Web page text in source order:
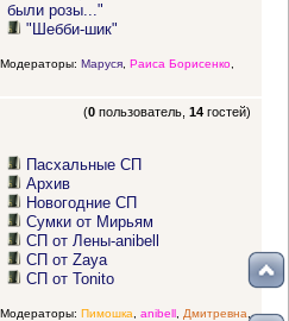
были розы..."
"Шебби-шик"
Модераторы: Маруся, Раиса Борисенко,
(0 пользователь,14 гостей)
Пасхальные СП
Архив
Новогодние СП
Сумки от Мирьям
СП от Лены-anibell
СП от Zaya
СП от Tonito
Модераторы: Пимошка anibell, Дмитревна